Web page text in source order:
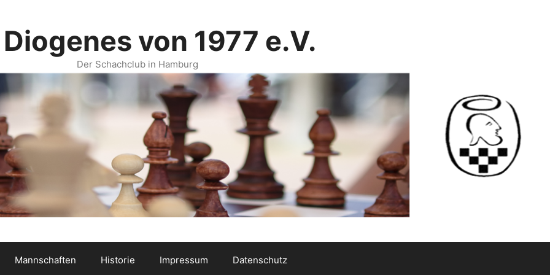
Diogenes von 1977 e.V.
Der Schachclub in Hamburg
Mannschaften Historie Impressum Datenschutz